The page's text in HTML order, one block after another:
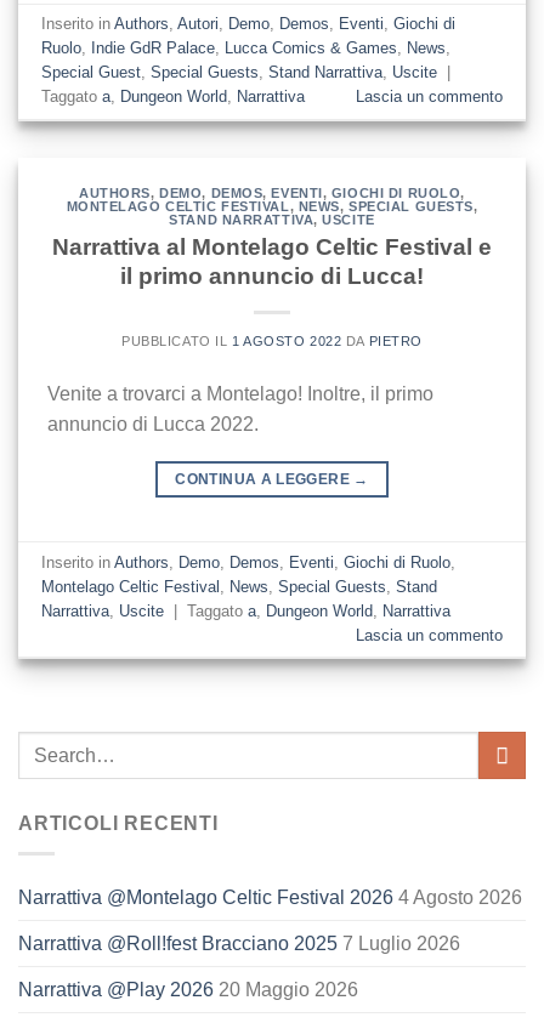
Inserito inAuthors ,Autori Demo Demos Eventi ,Giochi di
Ruolo
Indie GdR Palace Lucca Comics & Games News
Special Guest ,Special Guests ,Stand Narrattiva Uscite
Taggatoa Dungeon World Narrattiva Lascia un commento
AUTHORS,DEMO, DEMOS,EVENTI, GIOCHI DI RUOLO,
MONTELAGO CELTIC FESTIVAL, NEWS,SPECIAL GUESTS,
STAND NARRATTIVA,USCITE
Narrattiva al Montelago Celtic Festival e
il primo annuncio di Lucca!
PUBBLICATO IL 1 AGOSTO 2022 DA PIETRO
Venite a trovarci a Montelago! Inoltre, il primo
annuncio di Lucca 2022.
CONTINUA A LEGGERE →
Inserito inAuthors Demo Demos Eventi ,Giochi di Ruolo
Montelago Celtic Festival
News ,Special Guests ,Stand
Narrattiva Uscite | Taggatoa Dungeon World Narrattiva
Lascia un commento
ARTICOLI RECENTI
Narrattiva @Montelago Celtic Festival 2026 4 Agosto 2026
Narrattiva @Roll!fest Bracciano 2025 7 Luglio 2026
Narrattiva @Play 2026 20 Maggio 2026